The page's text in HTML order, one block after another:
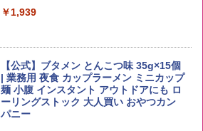
野沢農産 無洗米 青い流るる コシヒカリ
5kg 長野県産 令和7年産
￥3,980
お得 4リットル
角瓶 2700ml サントリー ウイスキー ハ
イボール 大容量
￥1,939
【公式】ブタメン とんこつ味 35g×15個
| 業務用 夜食 カップラーメン ミニカップ
麺 小腹 インスタント アウトドアにも ロ
ーリングストック 大人買い おやつカン
パニー